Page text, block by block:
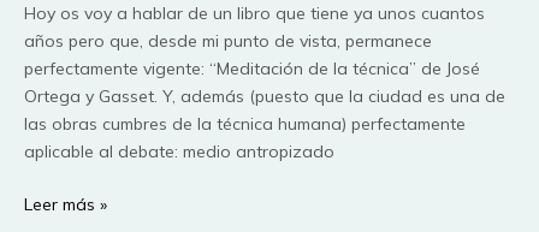
Hoy os voy a hablar de un libro que tiene ya unos cuantos
años pero que, desde mi punto de vista, permanece
perfectamente vigente: “Meditación de la técnica” de José
Ortega y Gasset. Y, además (puesto que la ciudad es una de
las obras cumbres de la técnica humana) perfectamente
aplicable al debate: medio antropizado
José
Leer más »